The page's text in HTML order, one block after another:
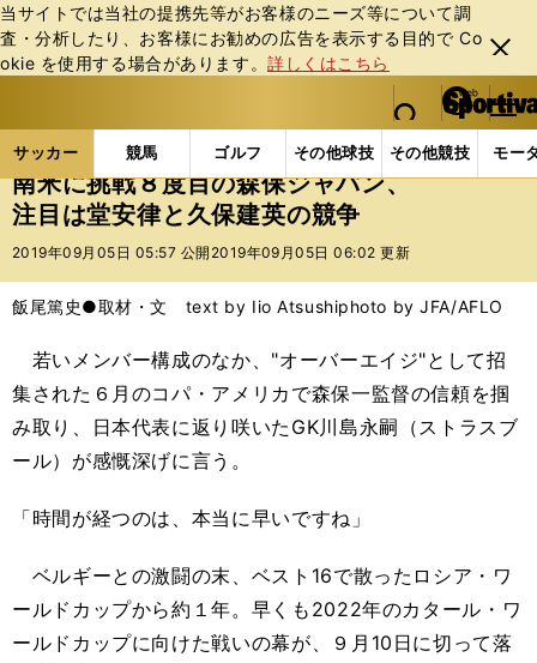
当サイトでは当社の提携先等がお客様のニーズ等について調
査・分析したり、お客様にお勧めの広告を表⽰する⽬的で Co
okie を使⽤する場合があります。詳しくはこちら
閉じ
る
web Sportiva (webスポルティーバ)
検索
マイペ
ー
ジ
メニュ
サッカー 競馬 ゴルフ その他球技 その他競技 モー
ス
ポ
ル
バ
サッカーの記事一覧 サッカー代表 日本代表 南
南米に挑戦８度目の森保ジャパン、
注目は堂安律と久保建英の競争
2019年09月05日 05:57 公開 2019年09月05日 06:02 更新
飯尾篤史●取材・文 text by Iio Atsushiphoto by JFA/AFLO
若いメンバー構成のなか、"オーバーエイジ"として招
集された６月のコパ・アメリカで森保一監督の信頼を掴
み取り、日本代表に返り咲いたGK川島永嗣（ストラスブ
ール）が感慨深げに言う。
「時間が経つのは、本当に早いですね」
ベルギーとの激闘の末、ベスト16で散ったロシア・ワ
ールドカップから約１年。早くも2022年のカタール・ワ
ールドカップに向けた戦いの幕が、９月10日に切って落